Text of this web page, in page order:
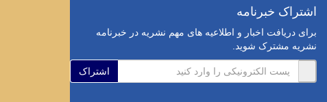
اشتراک خبرنامه
برای دریافت اخبار و اطلاعیه های مهم نشریه در خبرنامه
نشریه مشترک شوید.
اشتراک